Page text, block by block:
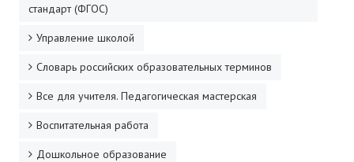
Советуем прочитать
Готовимся к новому учебному году 2026-2027
Повышение квалификации
стандарт (ФГОС)
Управление школой
Словарь российских образовательных терминов
Все для учителя. Педагогическая мастерская
Воспитательная работа
Дошкольное образование